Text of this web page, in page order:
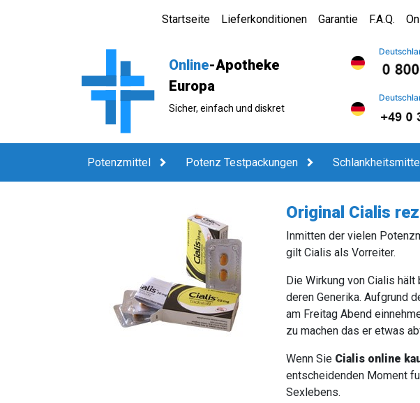
Startseite Lieferkonditionen Garantie F.A.Q.
Online-Apotheke
Europa
Sicher, einfach und diskret
Potenzmittel Potenz Testpackungen
Original Cialis
Inmitten der vielen
gilt Cialis als Vorreiter.
Die Wirkung von Cialis
deren Generika. Aufgrund
am Freitag Abend
zu machen das er etwas
Wenn Sie Cialis online
entscheidenden Moment
Sexlebens.